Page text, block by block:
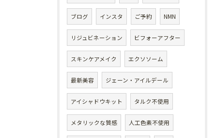
ブログ インスタ ご予約 NMN
リジュビネーション ビフォーアフター
スキンケアメイク エクソソーム
最新美容 ジェーン・アイルデール
アイシャドウキット タルク不使用
メタリックな質感 人工色素不使用